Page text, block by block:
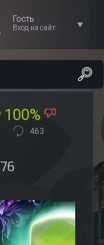
Гость
Вход на сайт
100%
463